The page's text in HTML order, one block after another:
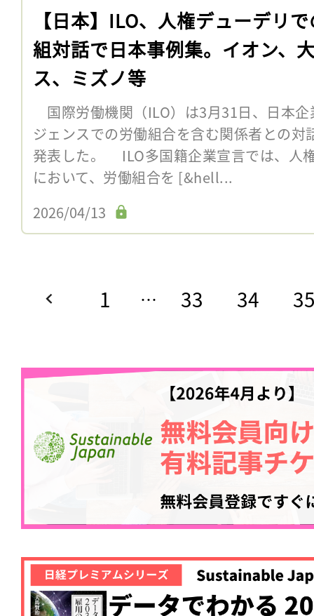
【日本】ILO、人権デューデリ
組対話で日本事例集。イオン、
ス、ミズノ等
国際労働機関（ILO）は3月31日、日本
ジェンスでの労働組合を含む関係者との
発表した。 ILO多国籍企業宣言では、人
において、労働組合を [&hell...
2026/04/13
1 … 33 34